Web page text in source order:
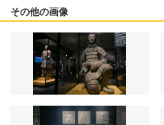
その他の画像